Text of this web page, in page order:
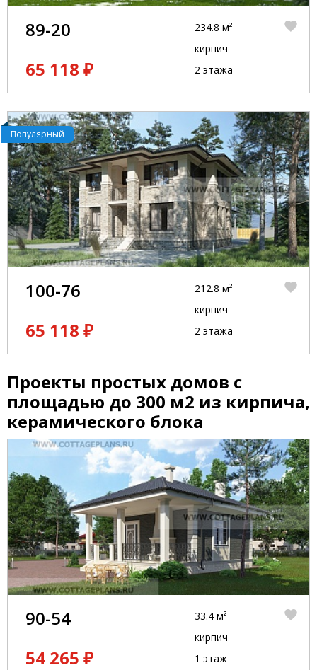
89-20
65 118 ₽
234.8 м²
кирпич
2 этажа
Популярный
100-76
65 118 ₽
212.8 м²
кирпич
2 этажа
Проекты простых домов с
площадью до 300 м2 из кирпича,
керамического блока
90-54
54 265 ₽
33.4 м²
кирпич
1 этаж